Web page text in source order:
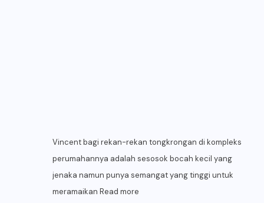
Vincent bagi rekan-rekan tongkrongan di kompleks
perumahannya adalah sesosok bocah kecil yang
jenaka namun punya semangat yang tinggi untuk
meramaikan Read more